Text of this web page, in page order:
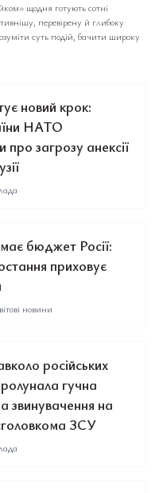
щодня готують сотні
перевірену й глибоку
суть подій, бачити широку
новий крок:
НАТО
про загрозу анексії
бюджет Росії:
приховує
новини
російських
гучна
звинувачення на
ЗСУ